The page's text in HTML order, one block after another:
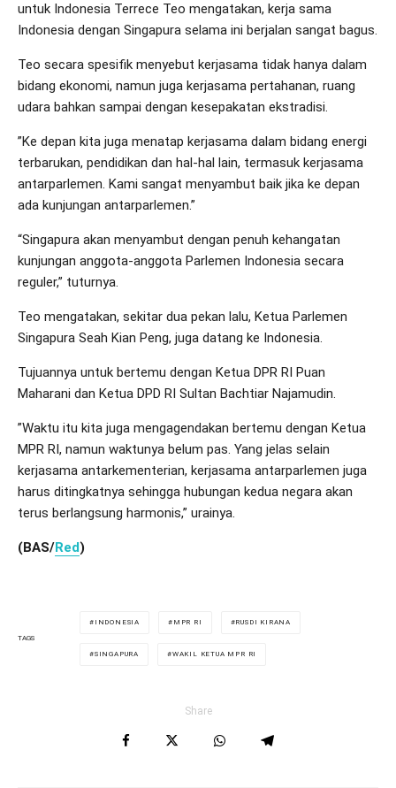
untuk Indonesia Terrece Teo mengatakan, kerja sama
Indonesia dengan Singapura selama ini berjalan sangat bagus.
Teo secara spesifik menyebut kerjasama tidak hanya dalam
bidang ekonomi, namun juga kerjasama pertahanan, ruang
udara bahkan sampai dengan kesepakatan ekstradisi.
”Ke depan kita juga menatap kerjasama dalam bidang energi
terbarukan, pendidikan dan hal-hal lain, termasuk kerjasama
antarparlemen. Kami sangat menyambut baik jika ke depan
ada kunjungan antarparlemen.”
“Singapura akan menyambut dengan penuh kehangatan
kunjungan anggota-anggota Parlemen Indonesia secara
reguler,” tuturnya.
Teo mengatakan, sekitar dua pekan lalu, Ketua Parlemen
Singapura Seah Kian Peng, juga datang ke Indonesia.
Tujuannya untuk bertemu dengan Ketua DPR RI Puan
Maharani dan Ketua DPD RI Sultan Bachtiar Najamudin.
”Waktu itu kita juga mengagendakan bertemu dengan Ketua
MPR RI, namun waktunya belum pas. Yang jelas selain
kerjasama antarkementerian, kerjasama antarparlemen juga
harus ditingkatnya sehingga hubungan kedua negara akan
terus berlangsung harmonis,” urainya.
(BAS/Red)
TAGS
INDONESIA MPR RI RUSDI KIRANA
SINGAPURA WAKIL KETUA MPR RI
Share